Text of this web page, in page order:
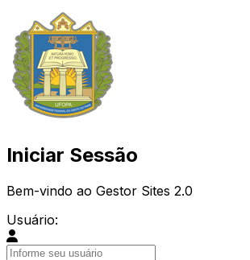
Iniciar Sessão
Bem-vindo ao Gestor Sites 2.0
Usuário: